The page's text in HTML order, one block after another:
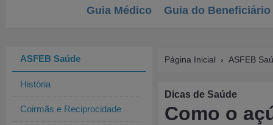
Guia Médico Guia do Beneficiário
ASFEB Saúde
História
Coirmãs e Reciprocidade
Página Inicial › ASFEB
Dicas de Saúde
Como o